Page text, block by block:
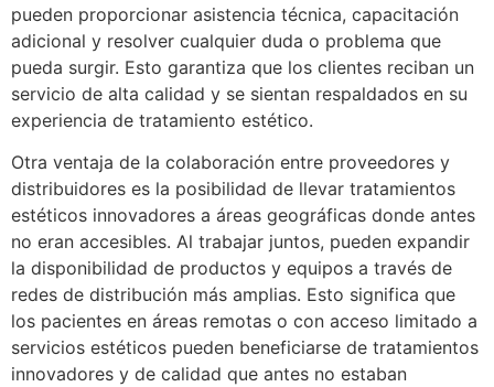
pueden proporcionar asistencia técnica, capacitación
adicional y resolver cualquier duda o problema que
pueda surgir. Esto garantiza que los clientes reciban un
servicio de alta calidad y se sientan respaldados en su
experiencia de tratamiento estético.
Otra ventaja de la colaboración entre proveedores y
distribuidores es la posibilidad de llevar tratamientos
estéticos innovadores a áreas geográficas donde antes
no eran accesibles. Al trabajar juntos, pueden expandir
la disponibilidad de productos y equipos a través de
redes de distribución más amplias. Esto significa que
los pacientes en áreas remotas o con acceso limitado a
servicios estéticos pueden beneficiarse de tratamientos
innovadores y de calidad que antes no estaban